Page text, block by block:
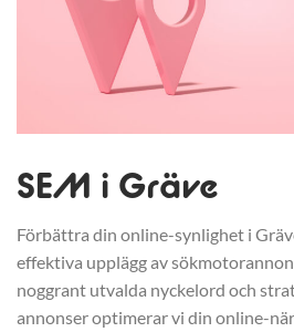
SEM i Gräve
Förbättra din online-synlighet i
effektiva upplägg av
noggrant utvalda nyckelord och
annonser optimerar vi din online-